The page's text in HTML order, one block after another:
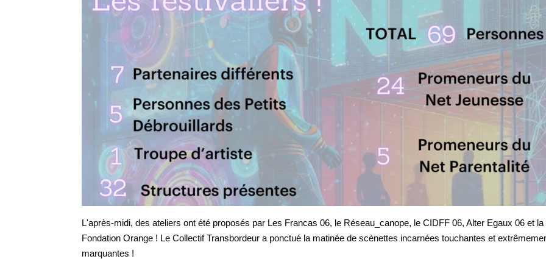
L'après-midi, des ateliers ont été proposés par Les Francas 06, le Réseau_canope, le CIDFF 06, Alter Egaux 06 et la
Fondation Orange ! Le Collectif Transbordeur a ponctué la matinée de scènettes incarnées touchantes et
marquantes !